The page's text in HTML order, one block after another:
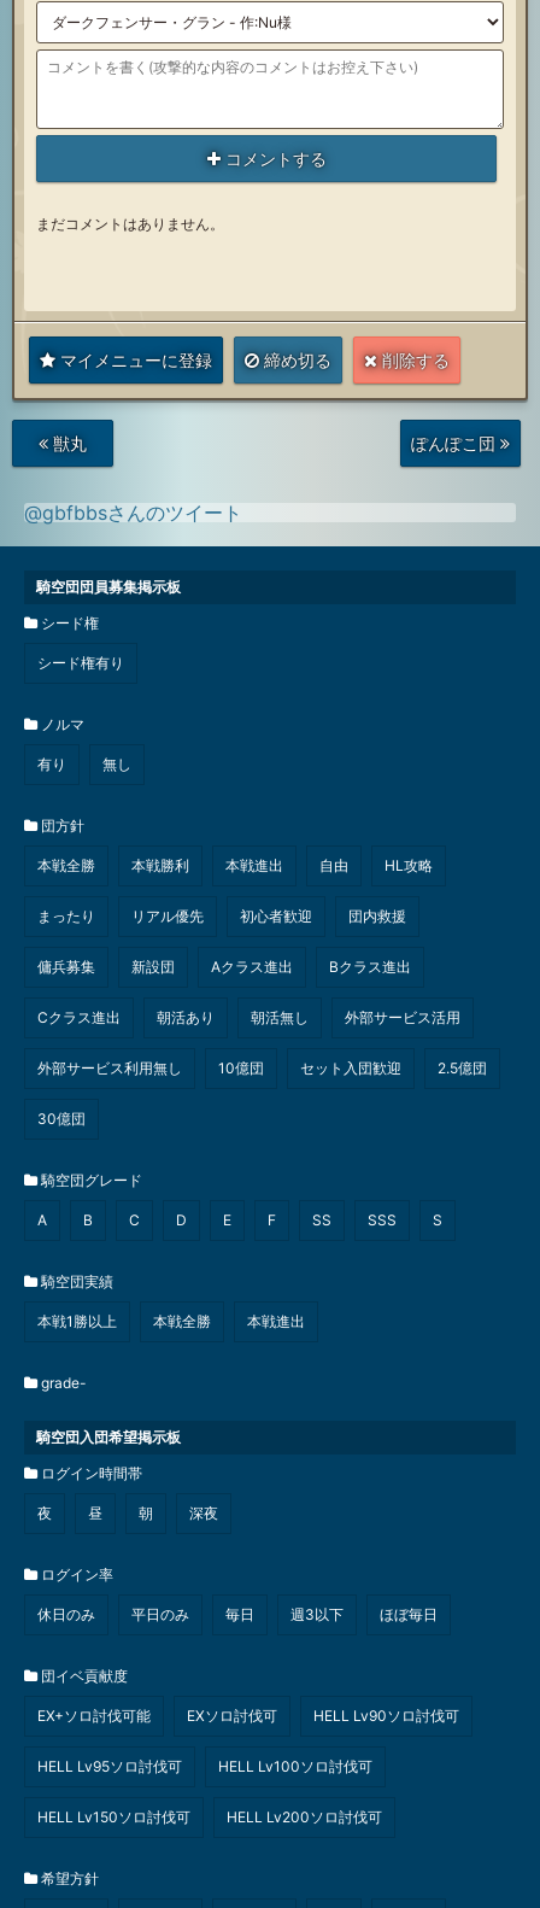
コメントする
まだコメントはありません。
マイメニューに登録 締め切る 削除する
投
獣丸
前
の
投
ぽんぽこ団
@gbfbbsさんのツイート
騎空団団員募集掲示板
シード権
シード権有り
ノルマ
有り 無し
団方針
本戦全勝 本戦勝利 本戦進出 自由 HL攻略
まったり リアル優先 初心者歓迎 団内救援
傭兵募集 新設団 Aクラス進出 Bクラス進出
Cクラス進出 朝活あり 朝活無し 外部サービス活用
外部サービス利用無し 10億団 セット入団歓迎 2.5億団
30億団
騎空団グレード
A B C D E F SS SSS S
騎空団実績
本戦1勝以上 本戦全勝 本戦進出
grade-
騎空団入団希望掲示板
ログイン時間帯
夜 昼 朝 深夜
ログイン率
休日のみ 平日のみ 毎日 週3以下 ほぼ毎日
団イベ貢献度
EX+ソロ討伐可能 EXソロ討伐可 HELL Lv90ソロ討伐可
HELL Lv95ソロ討伐可 HELL Lv100ソロ討伐可
HELL Lv150ソロ討伐可 HELL Lv200ソロ討伐可
希望方針